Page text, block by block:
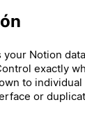
your Notion
exactly
to
or